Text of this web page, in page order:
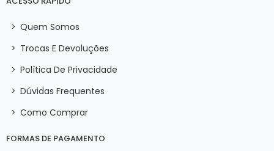
> Quem Somos
> Trocas E Devoluções
> Política De Privacidade
> Dúvidas Frequentes
> Como Comprar
FORMAS DE PAGAMENTO